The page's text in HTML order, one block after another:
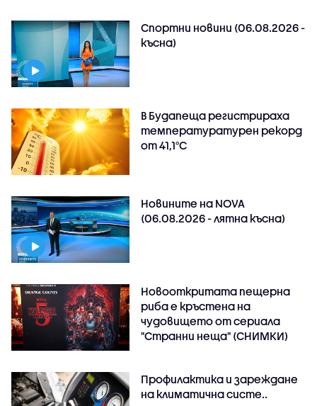
Спортни новини (06.08.2026 -
късна)
В Будапеща регистрираха
температуратурен рекорд
от 41,1°C
Новините на NOVA
(06.08.2026 - лятна късна)
Новооткритата пещерна
риба е кръстена на
чудовището от сериала
"Странни неща" (СНИМКИ)
Профилактика и зареждане
на климатична систе..